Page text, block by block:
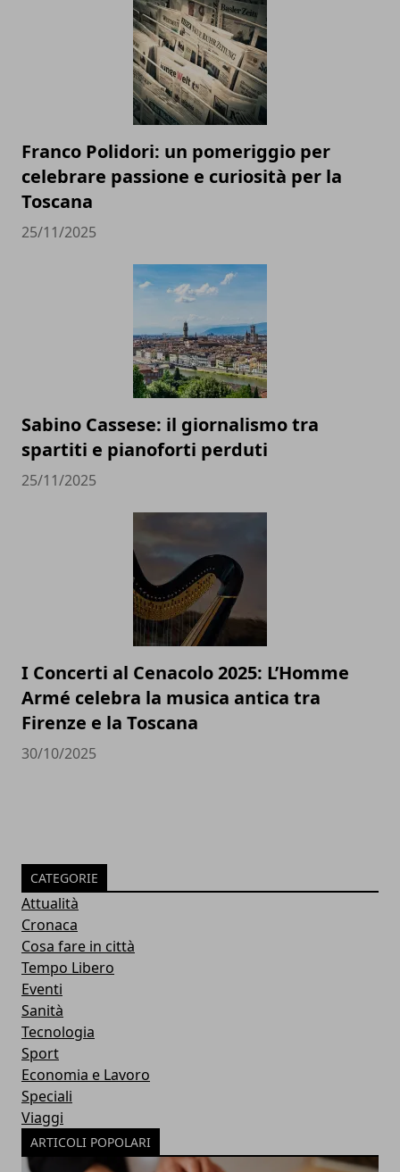
Franco Polidori: un pomeriggio per
celebrare passione e curiosità per la
Toscana
25/11/2025
Sabino Cassese: il giornalismo tra
spartiti e pianoforti perduti
25/11/2025
I Concerti al Cenacolo 2025: L’Homme
Armé celebra la musica antica tra
Firenze e la Toscana
30/10/2025
CATEGORIE
Attualità
Cronaca
Cosa fare in città
Tempo Libero
Eventi
Sanità
Tecnologia
Sport
Economia e Lavoro
Speciali
Viaggi
ARTICOLI POPOLARI